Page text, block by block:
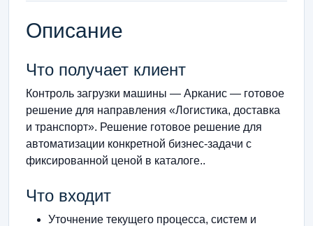
Описание
Что получает клиент
Контроль загрузки машины — Арканис — готовое
решение для направления «Логистика, доставка
и транспорт». Решение готовое решение для
автоматизации конкретной бизнес-задачи с
фиксированной ценой в каталоге..
Что входит
Уточнение текущего процесса, систем и